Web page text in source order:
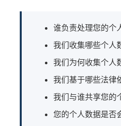
谁负责处理您的个
我们收集哪些个人
我们为何收集个人
我们基于哪些法律
我们与谁共享您的
您的个人数据是否